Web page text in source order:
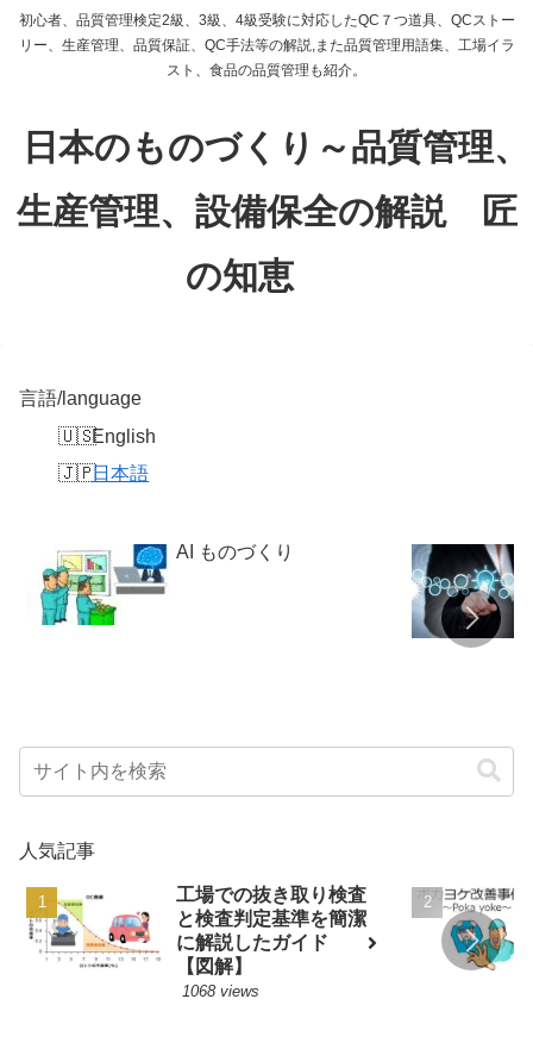
初心者、品質管理検定2級、3級、4級受験に対応したQC７つ道具、QCストー
リー、生産管理、品質保証、QC手法等の解説,また品質管理用語集、工場イラ
スト、食品の品質管理も紹介。
日本のものづくり～品質管理、
生産管理、設備保全の解説 匠
の知恵
言語/language
English
日本語
AI ものづくり
人気記事
工場での抜き取り検査
と検査判定基準を簡潔
に解説したガイド
【図解】
1068 views